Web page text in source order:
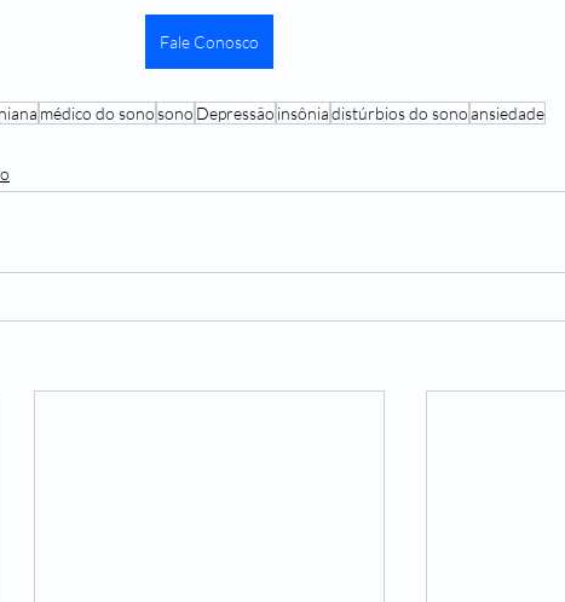
Fale Conosco
médico do sonosono Depressão insôniadistúrbios do sonoansiedade